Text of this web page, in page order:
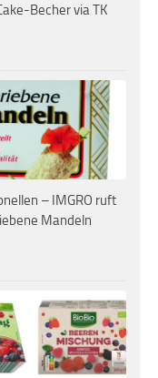
Becher via TK
– IMGRO ruft
Mandeln